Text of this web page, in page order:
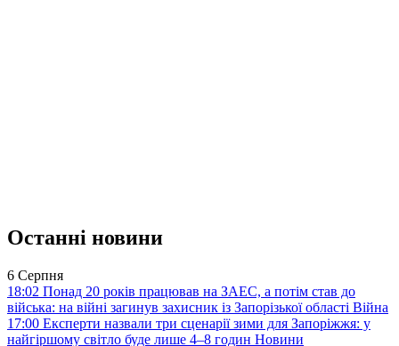
Останні новини
6 Серпня
18:02 Понад 20 років працював на ЗАЕС, а потім став до
війська: на війні загинув захисник із Запорізької області Війна
17:00 Експерти назвали три сценарії зими для Запоріжжя: у
найгіршому світло буде лише 4–8 годин Новини